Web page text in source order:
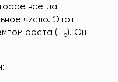
всегда
число. Этот
роста (Тр). Он